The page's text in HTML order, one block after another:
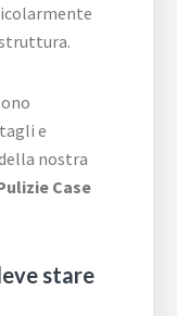
e
nostra
Case
stare